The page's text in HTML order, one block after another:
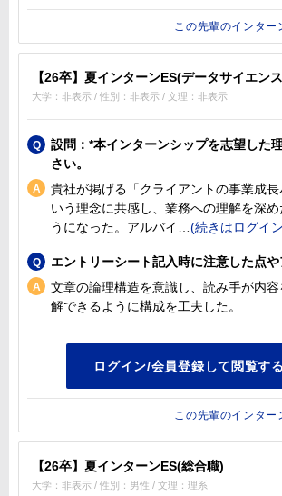
この先輩のインター
【26卒】夏インターンES(データサイエン
大学：非表示 / 性別：非表示 / 文理：非表示
設問：*本インターンシップを志望した
さい。
貴社が掲げる「クライアントの事業成長
いう理念に共感し、業務への理解を深め
うになった。アルバイ
エントリーシート記入時に注意した点
文章の論理構造を意識し、読み手が内
解できるように構成を工夫した。
この先輩のインター
【26卒】夏インターンES(総合職)
大学：非表示 / 性別：男性 / 文理：理系